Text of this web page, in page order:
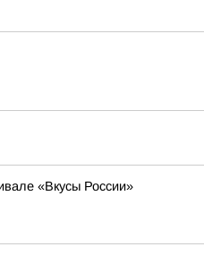
«Вкусы России»